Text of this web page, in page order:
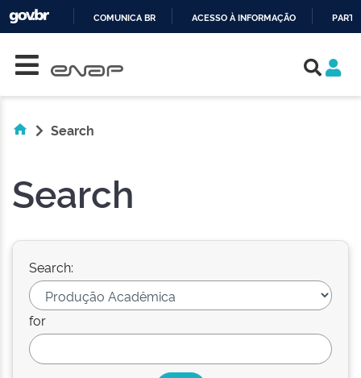
COMUNICA BR ACESSO À INFORMAÇÃO
Search
Search
Search:
for